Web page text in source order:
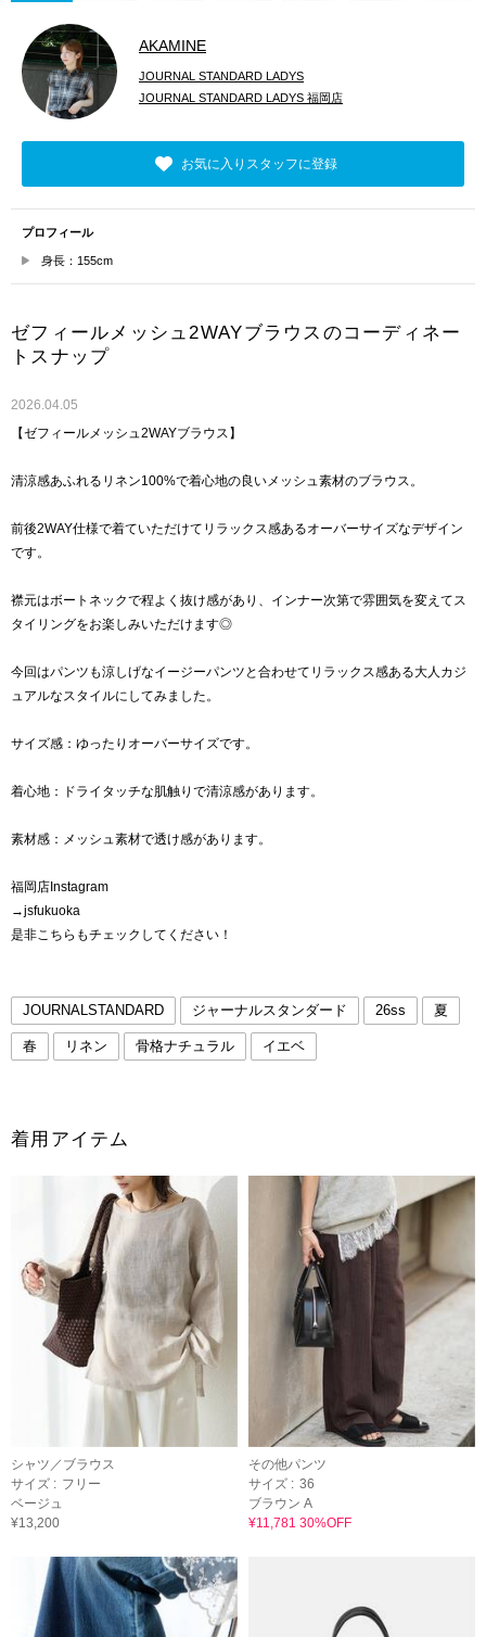
AKAMINE
JOURNAL STANDARD LADYS
JOURNAL STANDARD LADYS 福岡店
お気に入りスタッフに登録
プロフィール
身長：155cm
ゼフィールメッシュ2WAYブラウスのコーディネー
トスナップ
2026.04.05
【ゼフィールメッシュ2WAYブラウス】
清涼感あふれるリネン100%で着心地の良いメッシュ素材のブラウス。
前後2WAY仕様で着ていただけてリラックス感あるオーバーサイズなデザイン
です。
襟元はボートネックで程よく抜け感があり、インナー次第で雰囲気を変えてス
タイリングをお楽しみいただけます◎
今回はパンツも涼しげなイージーパンツと合わせてリラックス感ある大人カジ
ュアルなスタイルにしてみました。
サイズ感：ゆったりオーバーサイズです。
着心地：ドライタッチな肌触りで清涼感があります。
素材感：メッシュ素材で透け感があります。
福岡店Instagram
→jsfukuoka
是非こちらもチェックしてください！
JOURNALSTANDARD ジャーナルスタンダード 26ss 夏
春 リネン 骨格ナチュラル イエベ
着用アイテム
シャツ／ブラウス
サイズ : フリー
ベージュ
¥13,200
その他パンツ
サイズ : 36
ブラウン A
¥11,781 30%OFF